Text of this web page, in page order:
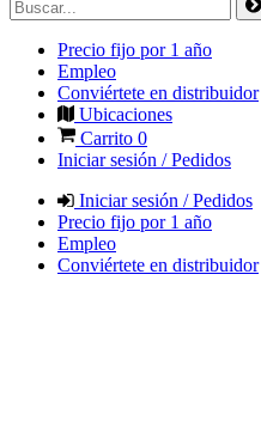
Precio fijo por 1 año
Empleo
Conviértete en distribuidor
Ubicaciones
Carrito 0
Iniciar sesión / Pedidos
Iniciar sesión / Pedidos
Precio fijo por 1 año
Empleo
Conviértete en distribuidor